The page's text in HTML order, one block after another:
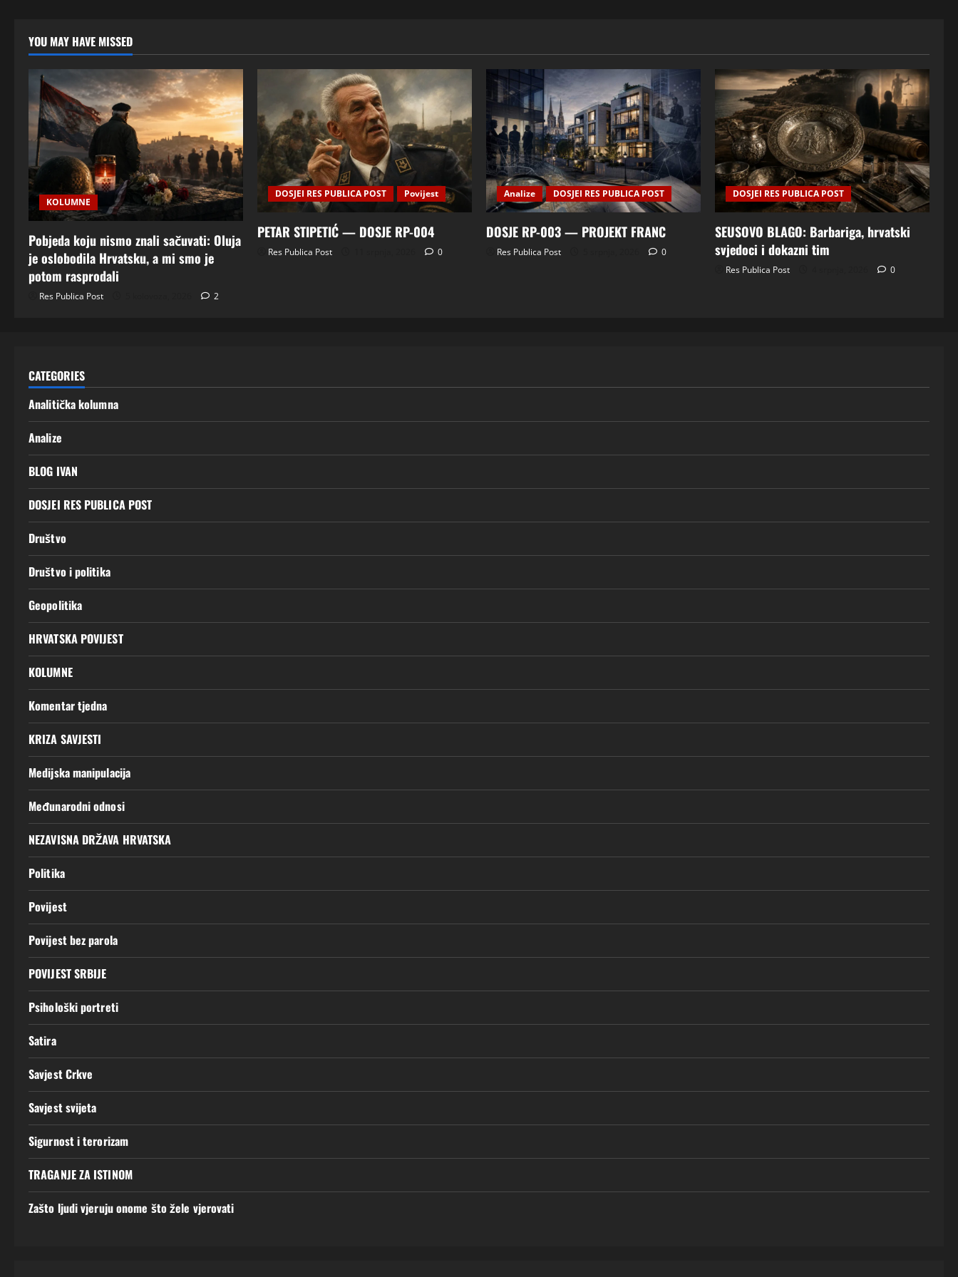
YOU MAY HAVE MISSED
KOLUMNE
Pobjeda koju nismo znali sačuvati: Oluja
je oslobodila Hrvatsku, a mi smo je
potom rasprodali
Res Publica Post 2
DOSJEI RES PUBLICA POST Povijest
PETAR STIPETIĆ — DOSJE RP-004
Res Publica Post 0
Analize DOSJEI RES PUBLICA POST
DOSJE RP-003 — PROJEKT FRANC
Res Publica Post 0
DOSJEI RES PUBLICA POST
SEUSOVO BLAGO: Barbariga, hrvatski
svjedoci i dokazni tim
Res Publica Post 0
CATEGORIES
Analitička kolumna
Analize
BLOG IVAN
DOSJEI RES PUBLICA POST
Društvo
Društvo i politika
Geopolitika
HRVATSKA POVIJEST
KOLUMNE
Komentar tjedna
KRIZA SAVJESTI
Medijska manipulacija
Međunarodni odnosi
NEZAVISNA DRŽAVA HRVATSKA
Politika
Povijest
Povijest bez parola
POVIJEST SRBIJE
Psihološki portreti
Satira
Savjest Crkve
Savjest svijeta
Sigurnost i terorizam
TRAGANJE ZA ISTINOM
Zašto ljudi vjeruju onome što žele vjerovati